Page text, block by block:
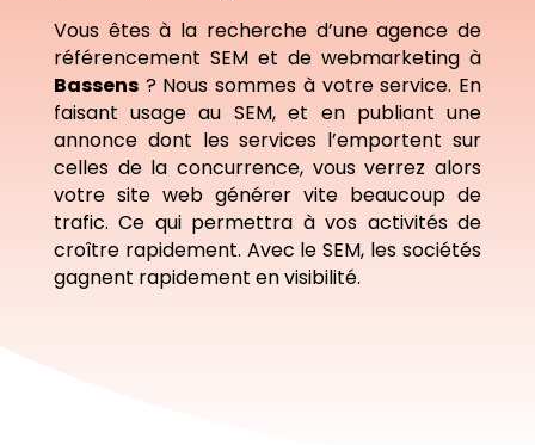
Vous êtes à la recherche d’une agence de
référencement SEM et de webmarketing à
Bassens? Nous sommes à votre service. En
faisant usage au SEM, et en publiant une
annonce dont les services l’emportent sur
celles de la concurrence, vous verrez alors
votre site web générer vite beaucoup de
trafic. Ce qui permettra à vos activités de
croître rapidement. Avec le SEM, les sociétés
gagnent rapidement en visibilité.